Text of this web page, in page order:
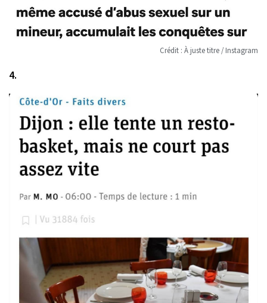
Crédit : À juste titre / Instagram
4.